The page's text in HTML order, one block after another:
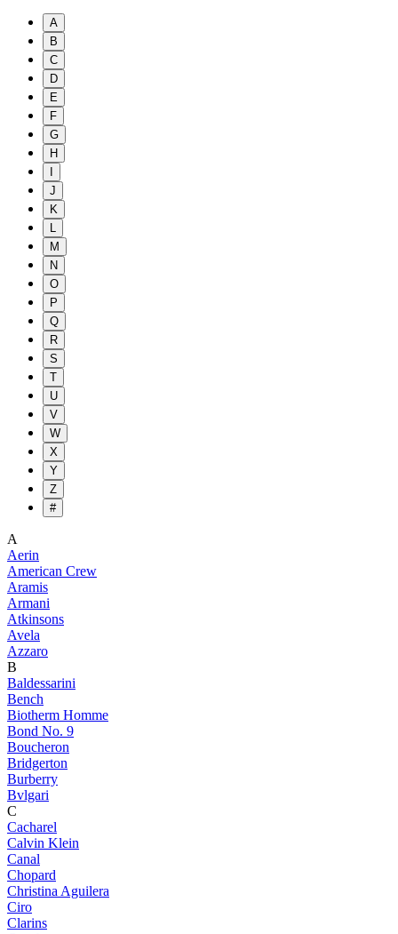
A
B
C
D
E
F
G
H
J
K
L
M
N
O
P
Q
R
S
T
U
V
W
X
Y
Z
#
A
Aerin
American Crew
Aramis
Armani
Atkinsons
Avela
Azzaro
B
Baldessarini
Bench
Biotherm Homme
Bond No. 9
Boucheron
Bridgerton
Burberry
Bvlgari
C
Cacharel
Calvin Klein
Canal
Chopard
Christina Aguilera
Ciro
Clarins